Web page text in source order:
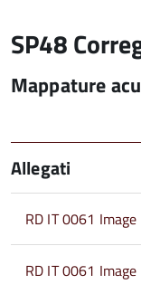
SP48
Mappature
Allegati
RD IT 0061
RD IT 0061